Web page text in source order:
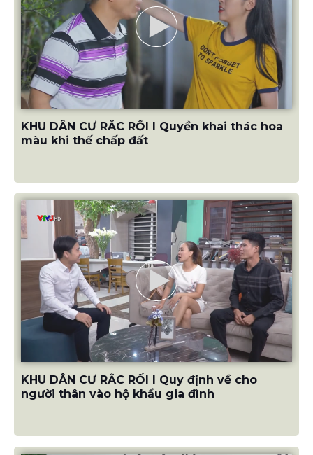
KHU DÂN CƯ RẮC RỐI I Quyền khai thác hoa
màu khi thế chấp đất
KHU DÂN CƯ RẮC RỐI I Quy định về cho
người thân vào hộ khẩu gia đình